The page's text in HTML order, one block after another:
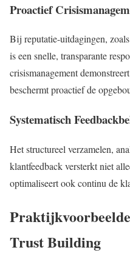
Proactief
Bij reputatie-uitdagingen,
is een snelle, transparante
crisismanagement
beschermt proactief de
Systematisch
Het structureel verzamelen,
klantfeedback versterkt niet
optimaliseert ook continu de
Trust Building